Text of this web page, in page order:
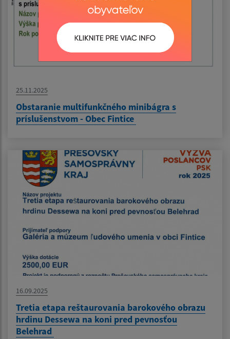
25.11.2025
Obstaranie multifunkčného minibágra s
príslušenstvom - Obec Fintice
16.09.2025
Tretia etapa reštaurovania barokového obrazu
hrdinu Dessewa na koni pred pevnosťou
Belehrad